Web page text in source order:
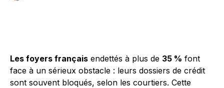
Les foyers français endettés à plus de 35 % font
face à un sérieux obstacle : leurs dossiers de crédit
sont souvent bloqués, selon les courtiers. Cette